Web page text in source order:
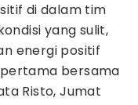
di dalam tim
yang sulit,
energi positif
bersama
Risto, Jumat